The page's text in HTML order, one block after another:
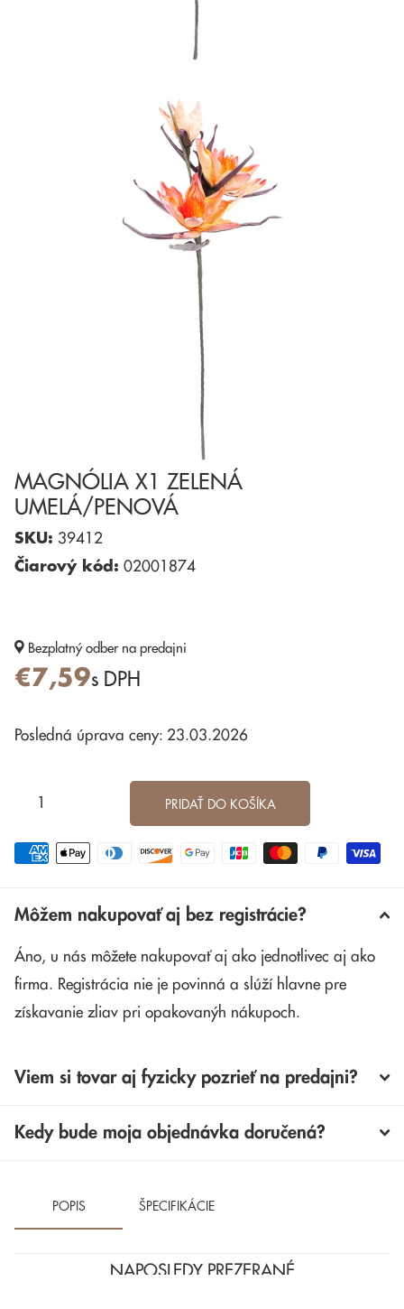
MAGNÓLIA X1 ZELENÁ
UMELÁ/PENOVÁ
SKU: 39412
Čiarový kód: 02001874
Bezplatný odber na predajni
€7,59s DPH
Posledná úprava ceny: 23.03.2026
PRIDAŤ DO KOŠÍKA
Môžem nakupovať aj bez registrácie?
Áno, u nás môžete nakupovať aj ako jednotlivec aj ako
firma. Registrácia nie je povinná a slúží hlavne pre
získavanie zliav pri opakovanýh nákupoch.
Viem si tovar aj fyzicky pozrieť na predajni?
Kedy bude moja objednávka doručená?
POPIS ŠPECIFIKÁCIE
NAPOSLEDY PREZERANÉ